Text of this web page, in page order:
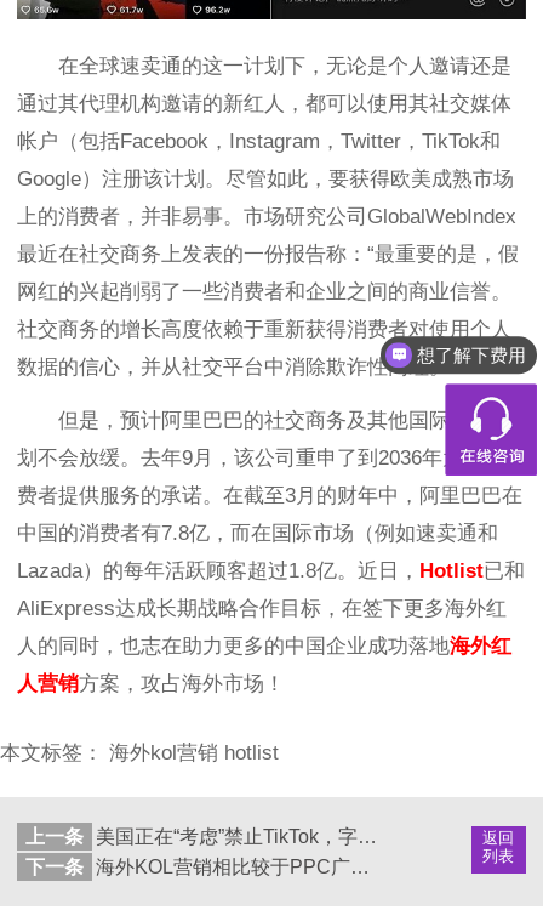
在全球速卖通的这一计划下，无论是个人邀请还是
通过其代理机构邀请的新红人，都可以使用其社交媒体
帐户（包括Facebook，Instagram，Twitter，TikTok和
Google）注册该计划。 尽管如此，要获得欧美成熟市场
上的消费者，并非易事。市场研究公司GlobalWebIndex
最近在社交商务上发表的一份报告称：“最重要的是，假
网红的兴起削弱了一些消费者和企业之间的商业信誉。
社交商务的增长高度依赖于重新获得消费者对使用个人
数据的信心，并从社交平台中消除欺诈性网红。 ”
但是，预计阿里巴巴的社交商务及其他国际扩张计
划不会放缓。去年9月，该公司重申了到2036年为20亿消
费者提供服务的承诺。在截至3月的财年中，阿里巴巴在
中国的消费者有7.8亿，而在国际市场（例如速卖通和
Lazada）的每年活跃顾客超过1.8亿。近日， Hotlist已和
AliExpress达成长期战略合作目标，在签下更多海外红
人的同时，也志在助力更多的中国企业成功落地海外红
人营销方案，攻占海外市场！
本文标签： 海外kol营销 hotlist
返回
列表
上一条
美国正在“考虑”禁止TikTok，字节跳动分了谁的蛋糕？
下一条
海外KOL营销相比较于PPC广告，有何优势？
想了解下费用
都有什么服务